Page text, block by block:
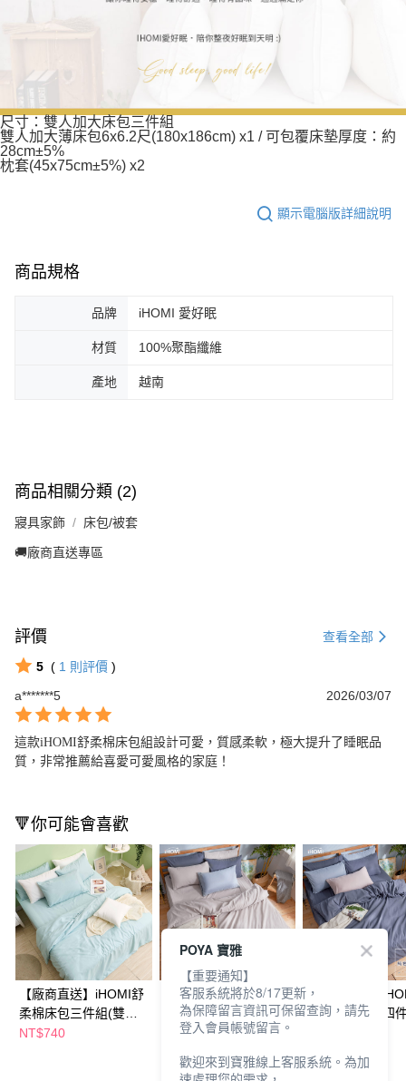
尺寸：雙人加大床包三件組
雙人加大薄床包6x6.2尺(180x186cm) x1 / 可包覆床墊厚度：約
28cm±5%
枕套(45x75cm±5%) x2
顯示電腦版詳細說明
商品規格
品牌 iHOMI 愛好眠
材質 100%聚酯纖維
產地 越南
商品相關分類 (2)
寢具家飾 床包/被套
🚚廠商直送專區
評價 查看全部
5 ( 1 則評價 )
a*******5
2026/03/07
這款iHOMI舒柔棉床包組設計可愛，質感柔軟，極大提升了睡眠品
質，非常推薦給喜愛可愛風格的家庭！
🔻你可能會喜歡
【廠商直送】iHOMI舒
柔棉床包三件組(雙人
加大)-多款任選
NT$740
【廠商直送】iHOMI舒
柔棉床包三件組(雙人)-
多色任選
NT$630
【廠商直送】
柔棉床包被套四
POYA 寶雅
【重要通知】
客服系統將於8/17更新，
為保障留言資訊可保留查詢，請先
登入會員帳號留言。
歡迎來到寶雅線上客服系統。為加